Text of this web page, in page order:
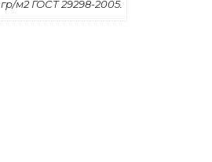
гр/м2 ГОСТ 29298-2005.